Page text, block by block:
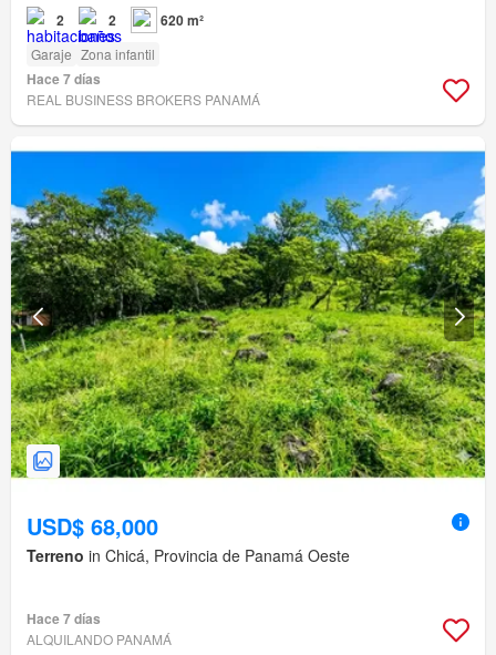
2 2 620 m²
Garaje Zona infantil
Hace 7 días
REAL BUSINESS BROKERS PANAMÁ
USD$ 68,000
Terreno in Chicá, Provincia de Panamá Oeste
Hace 7 días
ALQUILANDO PANAMÁ